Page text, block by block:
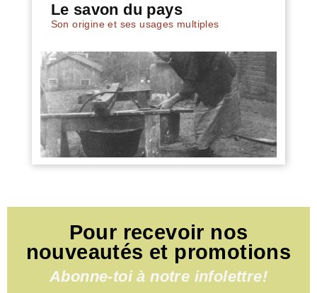
Le savon du pays
Son origine et ses usages multiples
Pour recevoir nos
nouveautés et promotions
Abonne-toi à notre infolettre!